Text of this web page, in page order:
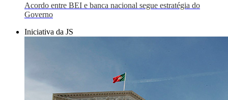
Acordo entre BEI e banca nacional segue estratégia do
Governo
Iniciativa da JS